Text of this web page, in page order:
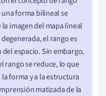
forma bilineal se
la imagen del mapa lineal
el rango es
espacio. Sin embargo,
rango se reduce, lo que
forma y a la estructura
matizada de la